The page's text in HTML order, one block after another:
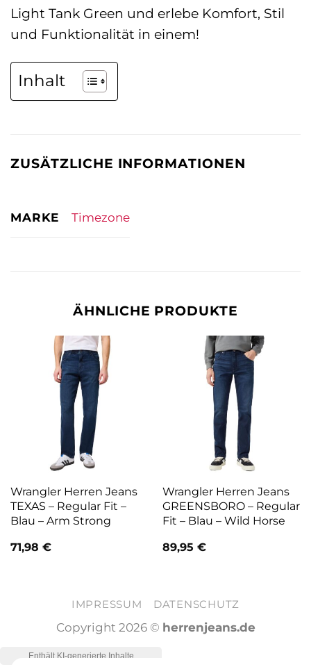
Light Tank Green und erlebe Komfort, Stil
und Funktionalität in einem!
Inhalt
ZUSÄTZLICHE INFORMATIONEN
MARKE Timezone
ÄHNLICHE PRODUKTE
Wrangler Herren Jeans
TEXAS – Regular Fit –
Blau – Arm Strong
71,98 €
Wrangler Herren Jeans
GREENSBORO – Regular
Fit – Blau – Wild Horse
89,95 €
IMPRESSUM DATENSCHUTZ
Copyright 2026 © herrenjeans.de